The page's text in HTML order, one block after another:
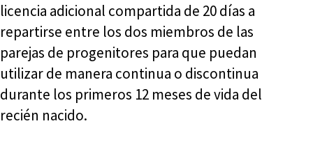
licencia adicional compartida de 20 días a
repartirse entre los dos miembros de las
parejas de progenitores para que puedan
utilizar de manera continua o discontinua
durante los primeros 12 meses de vida del
recién nacido.